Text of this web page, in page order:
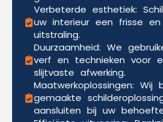
Verbeterde esthetiek:
uw interieur een frisse en
uitstraling.
Duurzaamheid: We
verf en technieken voor
slijtvaste afwerking.
Maatwerkoplossingen:
gemaakte
aansluiten bij uw